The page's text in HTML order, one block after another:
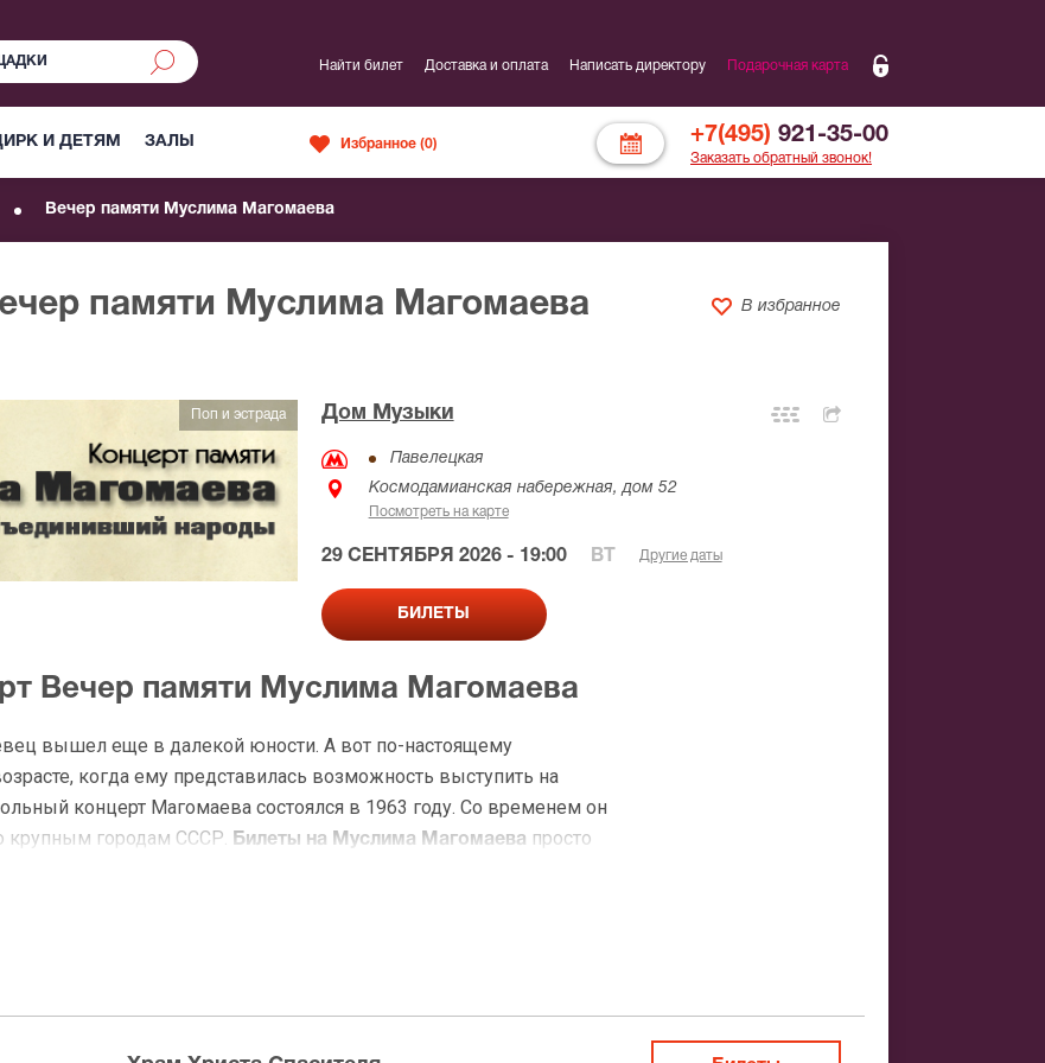
И ДЕТЯМ ЗАЛЫ
Найти билет Доставка и оплата Написать директору Подарочная карта
+7(495) 921-35-00
Заказать обратный звонок!
Избранное (0)
Вечер памяти Муслима Магомаева
памяти Муслима Магомаева В избранное
Поп и эстрада Дом Музыки
Павелецкая
Космодамианская набережная, дом 52
Посмотреть на карте
29 СЕНТЯБРЯ 2026 - 19:00 ВТ Другие даты
БИЛЕТЫ
Вечер памяти Муслима Магомаева
вышел еще в далекой юности. А вот по-настоящему
когда ему представилась возможность выступить на
концерт Магомаева состоялся в 1963 году. Со временем он
крупным городам СССР. Билеты на Муслима Магомаева просто
терять столь великого солиста и дает отказ. Певец
остаться